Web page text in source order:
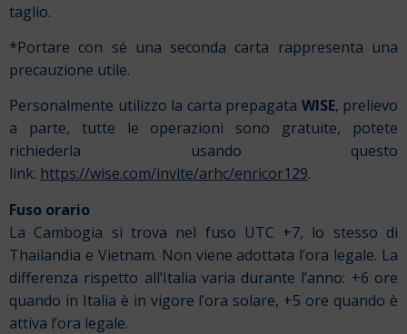
taglio.
*Portare con sé una seconda carta rappresenta una
precauzione utile.
Personalmente utilizzo la carta prepagata WISE, prelievo
a parte, tutte le operazioni sono gratuite, potete
richiederla usando questo
link: https://wise.com/invite/arhc/enricor129.
Fuso orario
La Cambogia si trova nel fuso UTC +7, lo stesso di
Thailandia e Vietnam. Non viene adottata l’ora legale. La
differenza rispetto all’Italia varia durante l’anno: +6 ore
quando in Italia è in vigore l’ora solare, +5 ore quando è
attiva l’ora legale.